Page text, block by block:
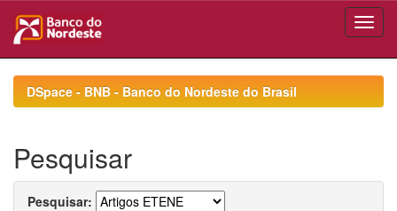
navigationDSpace - BNB - Banco do Nordeste do Brasil
Pesquisar
Pesquisar: